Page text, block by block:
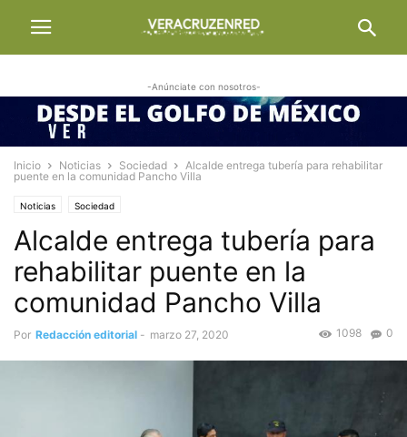
-Anúnciate con nosotros-
Inicio Noticias Sociedad
Alcalde entrega tubería para rehabilitar
puente en la comunidad Pancho Villa
Noticias Sociedad
Alcalde entrega tubería para
rehabilitar puente en la
comunidad Pancho Villa
Por Redacción editorial - marzo 27, 2020 0
1098